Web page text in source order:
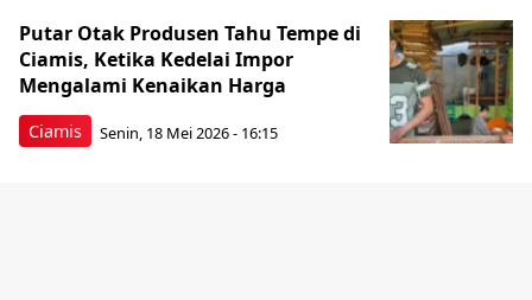
Ciamis
Putar Otak Produsen Tahu Tempe di
Ciamis, Ketika Kedelai Impor
Mengalami Kenaikan Harga
Senin, 18 Mei 2026 - 16:15